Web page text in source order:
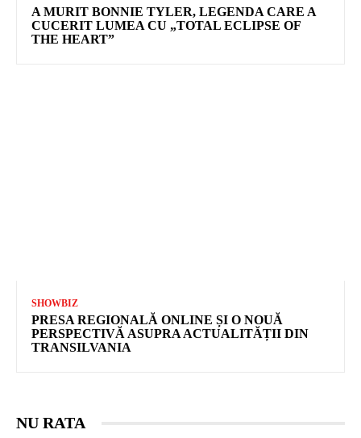
A MURIT BONNIE TYLER, LEGENDA CARE A
CUCERIT LUMEA CU „TOTAL ECLIPSE OF
THE HEART”
SHOWBIZ
PRESA REGIONALĂ ONLINE ȘI O NOUĂ
PERSPECTIVĂ ASUPRA ACTUALITĂȚII DIN
TRANSILVANIA
NU RATA